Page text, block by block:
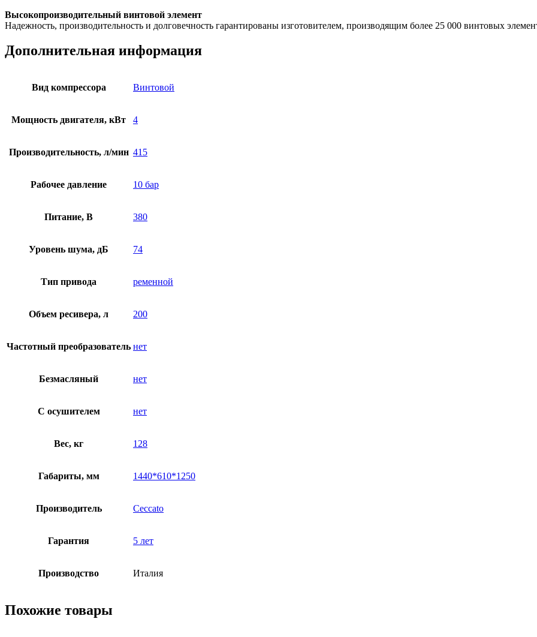
Высокопроизводительный винтовой элемент
Надежность, производительность и долговечность гарантированы изготовителем, производящим более 25 000 винтовых
Дополнительная информация
Вид компрессора Винтовой
Мощность двигателя, кВт 4
Производительность, л/мин 415
Рабочее давление 10 бар
Питание, В 380
Уровень шума, дБ 74
Тип привода ременной
Объем ресивера, л 200
Частотный преобразователь нет
Безмасляный нет
C осушителем нет
Вес, кг 128
Габариты, мм 1440*610*1250
Производитель Ceccato
Гарантия 5 лет
Производство Италия
Похожие товары